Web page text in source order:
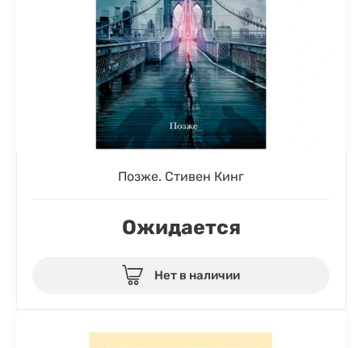
Позже. Стивен Кинг
Ожидается
Нет в наличии